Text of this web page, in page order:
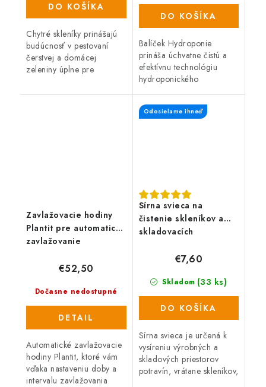
DO KOŠÍKA
Chytré skleníky prinášajú
budúcnosť v pestovaní
čerstvej a domácej
zeleniny úplne pre
jednoduchej webovej
DO KOŠÍKA
Balíček Hydroponie
prináša úchvatne čistú a
efektívnu technológiu
hydroponického
začiatočníka. Múdra
výbava v tomto balíčku vie
Zavlažovacie hodiny
Plantit pre automatické
zavlažovanie
Dočasne nedostupné
€52,50
DETAIL
Automatické zavlažovacie
hodiny Plantit, ktoré vám
vďaka nastaveniu doby a
intervalu zavlažovania
Sírna svieca na
čistenie skleníkov a
skladovacích
Odosielame ihneď
Skladom (33 ks)
€7,60
DO KOŠÍKA
Sírna svieca je určená k
vysíreniu výrobných a
skladových priestorov
potravín, vrátane skleníkov,